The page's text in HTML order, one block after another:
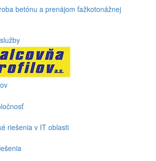
betónu a prenájom ťažkotonážnej
riešenia v IT oblasti